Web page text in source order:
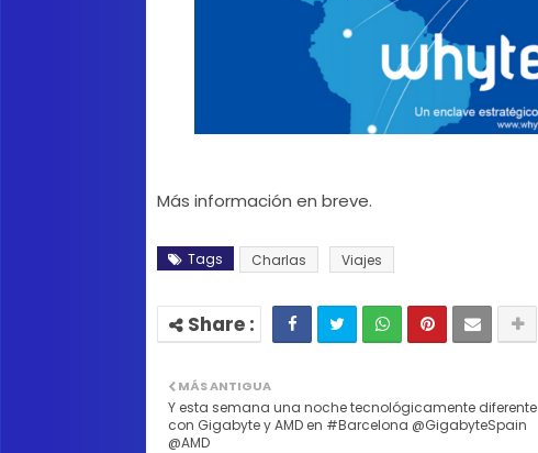
Más información en breve.
Tags Charlas Viajes
MÁS ANTIGUA
Y esta semana una noche tecnológicamente diferente
con Gigabyte y AMD en #Barcelona @GigabyteSpain
@AMD